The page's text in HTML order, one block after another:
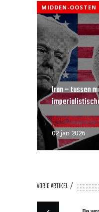
MIDDEN-OOSTEN
Iran – tussen
door
02 jan 2026
VORIG ARTIKEL